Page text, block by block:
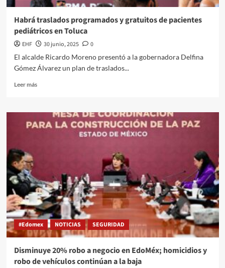
Habrá traslados programados y gratuitos de pacientes
pediátricos en Toluca
EHF 30 junio, 2025
0
El alcalde Ricardo Moreno presentó a la gobernadora Delfina
Gómez Álvarez un plan de traslados...
Leer más
#Edomex NOTICIAS SEGURIDAD
Disminuye 20% robo a negocio en EdoMéx; homicidios y
robo de vehículos continúan a la baja